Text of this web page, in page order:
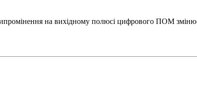
на вихідному полюсі цифрового ПОМ